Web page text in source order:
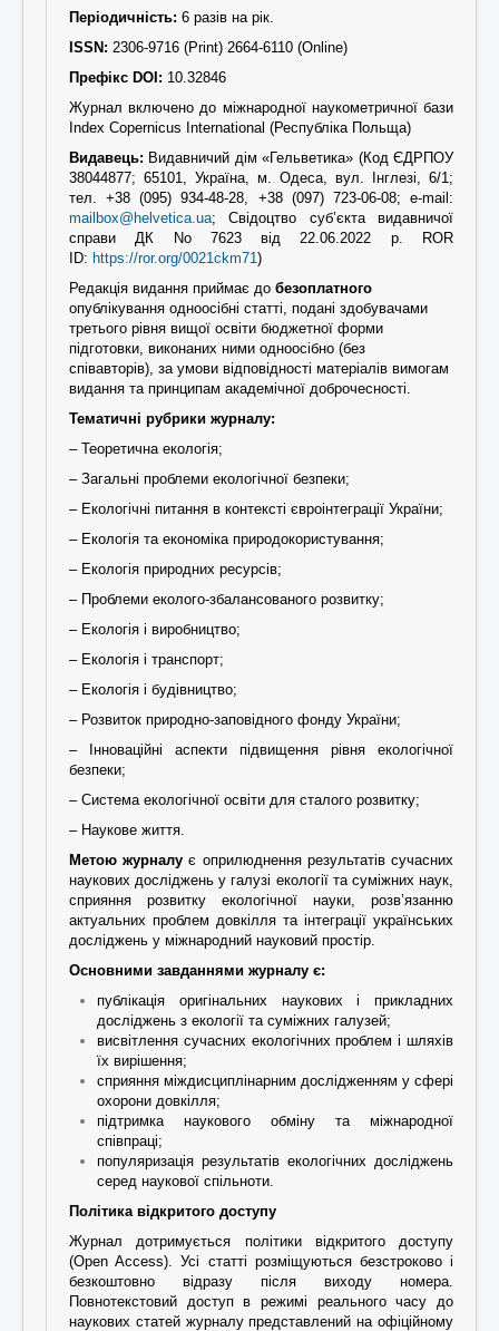
Періодичність: 6 разів на рік.
ISSN: 2306-9716 (Print) 2664-6110 (Online)
Префікс DOI: 10.32846
Журнал включено до міжнародної наукометричної бази
Index Copernicus International (Республіка Польща)
Видавець: Видавничий дім «Гельветика» (Код ЄДРПОУ
38044877; 65101, Україна, м. Одеса, вул. Інглезі, 6/1;
тел. +38 (095) 934-48-28, +38 (097) 723-06-08; e-mail:
mailbox@helvetica.ua; Свідоцтво суб’єкта видавничої
справи ДК No 7623 від 22.06.2022 р. ROR
ID: https://ror.org/0021ckm71)
Редакція видання приймає до безоплатного
опублікування одноосібні статті, подані здобувачами
третього рівня вищої освіти бюджетної форми
підготовки, виконаних ними одноосібно (без
співавторів), за умови відповідності матеріалів вимогам
видання та принципам академічної доброчесності.
Тематичні рубрики журналу:
– Теоретична екологія;
– Загальні проблеми екологічної безпеки;
– Екологічні питання в контексті євроінтеграції України;
– Екологія та економіка природокористування;
– Екологія природних ресурсів;
– Проблеми еколого-збалансованого розвитку;
– Екологія і виробництво;
– Екологія і транспорт;
– Екологія і будівництво;
– Розвиток природно-заповідного фонду України;
– Інноваційні аспекти підвищення рівня екологічної
безпеки;
– Система екологічної освіти для сталого розвитку;
– Наукове життя.
Метою журналу є оприлюднення результатів сучасних
наукових досліджень у галузі екології та суміжних наук,
сприяння розвитку екологічної науки, розв’язанню
актуальних проблем довкілля та інтеграції українських
досліджень у міжнародний науковий простір.
Основними завданнями журналу є:
публікація оригінальних наукових і прикладних
досліджень з екології та суміжних галузей;
висвітлення сучасних екологічних проблем і шляхів
їх вирішення;
сприяння міждисциплінарним дослідженням у сфері
охорони довкілля;
підтримка наукового обміну та міжнародної
співпраці;
популяризація результатів екологічних досліджень
серед наукової спільноти.
Політика відкритого доступу
Журнал дотримується політики відкритого доступу
(Open Access). Усі статті розміщуються безстроково і
безкоштовно відразу після виходу номера.
Повнотекстовий доступ в режимі реального часу до
наукових статей журналу представлений на офіційному